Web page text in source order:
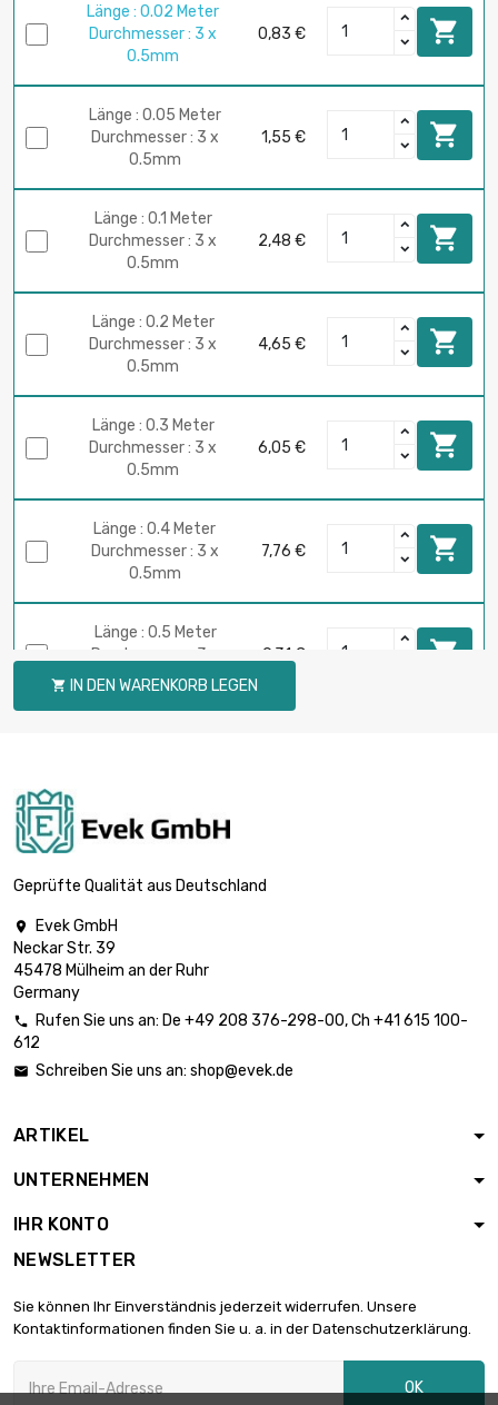
Länge : 0.02 Meter
Durchmesser : 3 x
0.5mm
0,83 € 
Länge : 0.05 Meter
Durchmesser : 3 x
0.5mm
1,55 € 
Länge : 0.1 Meter
Durchmesser : 3 x
0.5mm
2,48 € 
Länge : 0.2 Meter
Durchmesser : 3 x
0.5mm
4,65 € 
Länge : 0.3 Meter
Durchmesser : 3 x
0.5mm
6,05 € 
Länge : 0.4 Meter
Durchmesser : 3 x
0.5mm
7,76 € 
Länge : 0.5 Meter
Durchmesser : 3 x
0.5mm
9,31 € 
Länge : 1 Meter
0.5mm
Länge : 0.02 Meter
Durchmesser : 3 x
Durchmesser : 3 x 1mm
1,93 €
Durchmesser : 3 x
Länge : 0.2 Meter
1mm
Durchmesser : 3 x 1mm
 IN DEN WARENKORB LEGEN
Geprüfte Qualität aus Deutschland

Evek GmbH
Neckar Str. 39
45478 Mülheim an der Ruhr
Germany
 Rufen Sie uns an: De +49 208 376-298-00, Ch +41 615 100-
612
 Schreiben Sie uns an: shop@evek.de
ARTIKEL
UNTERNEHMEN
IHR KONTO
NEWSLETTER
Sie können Ihr Einverständnis jederzeit widerrufen. Unsere
Kontaktinformationen finden Sie u. a. in der Datenschutzerklärung.
OK